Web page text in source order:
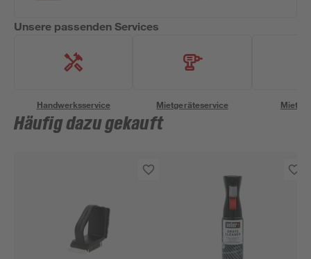
Unsere passenden Services
Handwerksservice Mietgeräteservice
Häufig dazu gekauft